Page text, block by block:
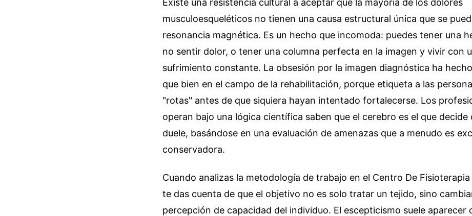
Existe una resistencia cultural a aceptar que la mayoría de los dolores
musculoesqueléticos no tienen una causa estructural única que se
resonancia magnética. Es un hecho que incomoda: puedes tener una
no sentir dolor, o tener una columna perfecta en la imagen y vivir con
sufrimiento constante. La obsesión por la imagen diagnóstica ha
que bien en el campo de la rehabilitación, porque etiqueta a las
"rotas" antes de que siquiera hayan intentado fortalecerse. Los
operan bajo una lógica científica saben que el cerebro es el que decide
duele, basándose en una evaluación de amenazas que a menudo es
conservadora.
Cuando analizas la metodología de trabajo en el Centro De Fisioterapia
te das cuenta de que el objetivo no es solo tratar un tejido, sino
percepción de capacidad del individuo. El escepticismo suele aparecer